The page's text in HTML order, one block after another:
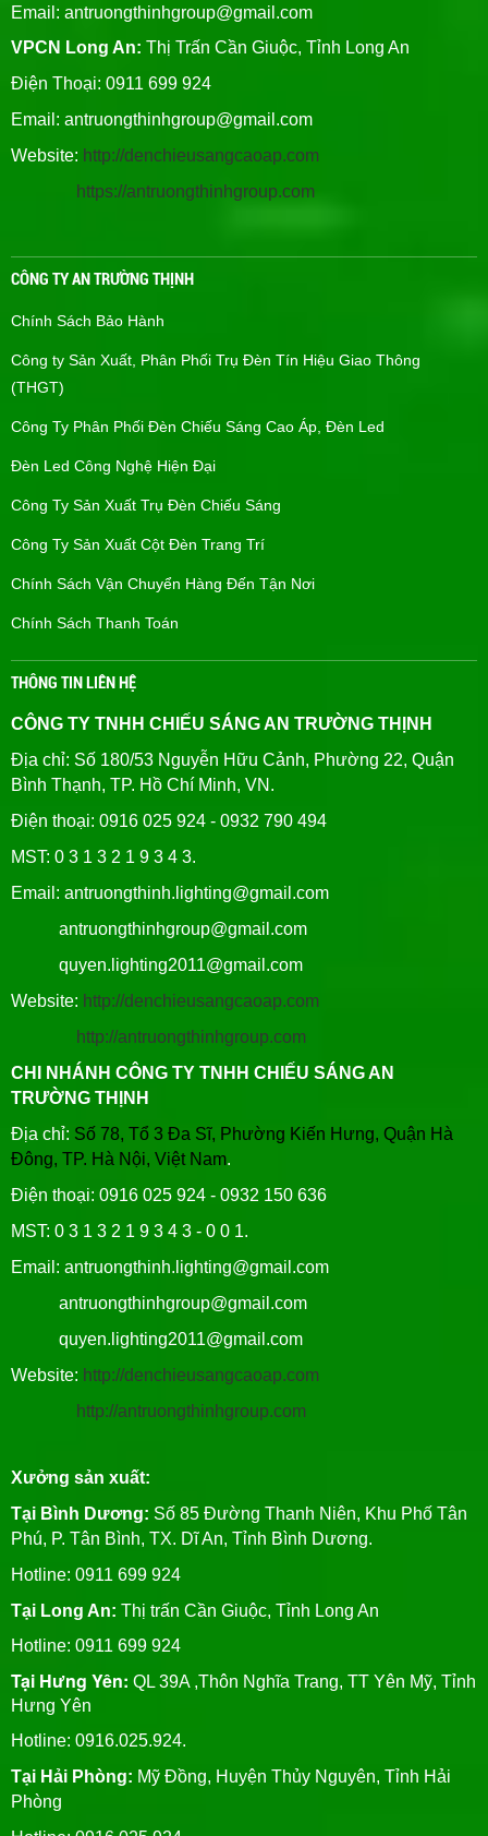
Email: antruongthinhgroup@gmail.com
VPCN Long An: Thị Trấn Cần Giuộc, Tỉnh Long An
Điện Thoại: 0911 699 924
Email: antruongthinhgroup@gmail.com
Website: http://denchieusangcaoap.com
https://antruongthinhgroup.com
CÔNG TY AN TRƯỜNG THỊNH
Chính Sách Bảo Hành
Công ty Sản Xuất, Phân Phối Trụ Đèn Tín Hiệu Giao Thông
(THGT)
Công Ty Phân Phối Đèn Chiếu Sáng Cao Áp, Đèn Led
Đèn Led Công Nghệ Hiện Đại
Công Ty Sản Xuất Trụ Đèn Chiếu Sáng
Công Ty Sản Xuất Cột Đèn Trang Trí
Chính Sách Vận Chuyển Hàng Đến Tận Nơi
Chính Sách Thanh Toán
THÔNG TIN LIÊN HỆ
CÔNG TY TNHH CHIẾU SÁNG AN TRƯỜNG THỊNH
Địa chỉ: Số 180/53 Nguyễn Hữu Cảnh, Phường 22, Quận
Bình Thạnh, TP. Hồ Chí Minh, VN.
Điện thoại: 0916 025 924 - 0932 790 494
MST: 0 3 1 3 2 1 9 3 4 3.
Email: antruongthinh.lighting@gmail.com
antruongthinhgroup@gmail.com
quyen.lighting2011@gmail.com
Website: http://denchieusangcaoap.com
http://antruongthinhgroup.com
CHI NHÁNH CÔNG TY TNHH CHIẾU SÁNG AN
TRƯỜNG THỊNH
Địa chỉ: Số 78, Tổ 3 Đa Sĩ, Phường Kiến Hưng, Quận Hà
Đông, TP. Hà Nội, Việt Nam.
Điện thoại: 0916 025 924 - 0932 150 636
MST: 0 3 1 3 2 1 9 3 4 3 - 0 0 1.
Email: antruongthinh.lighting@gmail.com
antruongthinhgroup@gmail.com
quyen.lighting2011@gmail.com
Website: http://denchieusangcaoap.com
http://antruongthinhgroup.com
Xưởng sản xuất:
Tại Bình Dương: Số 85 Đường Thanh Niên, Khu Phố Tân
Phú, P. Tân Bình, TX. Dĩ An, Tỉnh Bình Dương.
Hotline: 0911 699 924
Tại Long An: Thị trấn Cần Giuộc, Tỉnh Long An
Hotline: 0911 699 924
Tại Hưng Yên: QL 39A ,Thôn Nghĩa Trang, TT Yên Mỹ, Tỉnh
Hưng Yên
Hotline: 0916.025.924.
Tại Hải Phòng: Mỹ Đồng, Huyện Thủy Nguyên, Tỉnh Hải
Phòng